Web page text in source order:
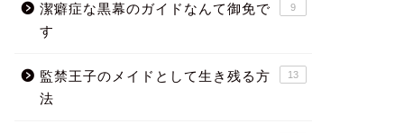
潔癖症な黒幕のガイドなんて御免で
す
9
監禁王子のメイドとして生き残る方
法
13